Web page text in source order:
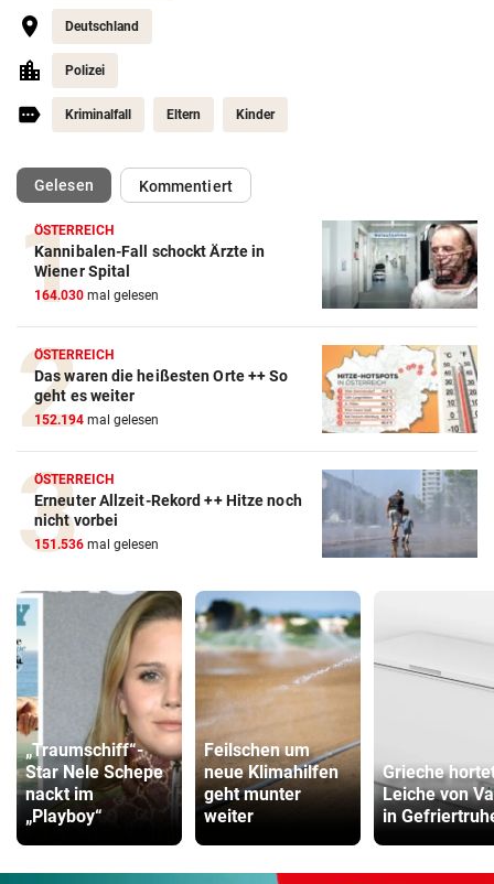
Deutschland
Polizei
Kriminalfall Eltern Kinder
Gelesen(ausgewählt)Kommentiert
ÖSTERREICH
Kannibalen-Fall schockt Ärzte in
Wiener Spital
164.030 mal gelesen
ÖSTERREICH
Das waren die heißesten Orte ++ So
geht es weiter
152.194 mal gelesen
ÖSTERREICH
Erneuter Allzeit-Rekord ++ Hitze noch
nicht vorbei
151.536 mal gelesen
„Traumschiff“-
Star Nele Schepe
nackt im
„Playboy“
Feilschen um
neue Klimahilfen
geht munter
weiter
Grieche
Leiche von
in